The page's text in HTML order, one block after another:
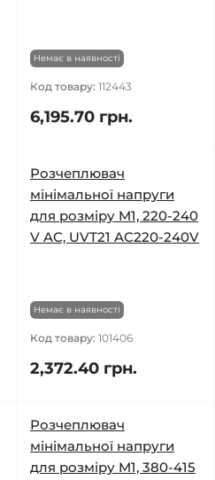
Немає в наявності
Код товару: 112443
6,195.70 грн.
Розчеплювач
мінімальної напруги
для розміру M1, 220-240
V AC, UVT21 AC220-240V
Немає в наявності
Код товару: 101406
2,372.40 грн.
Розчеплювач
мінімальної напруги
для розміру M1, 380-415